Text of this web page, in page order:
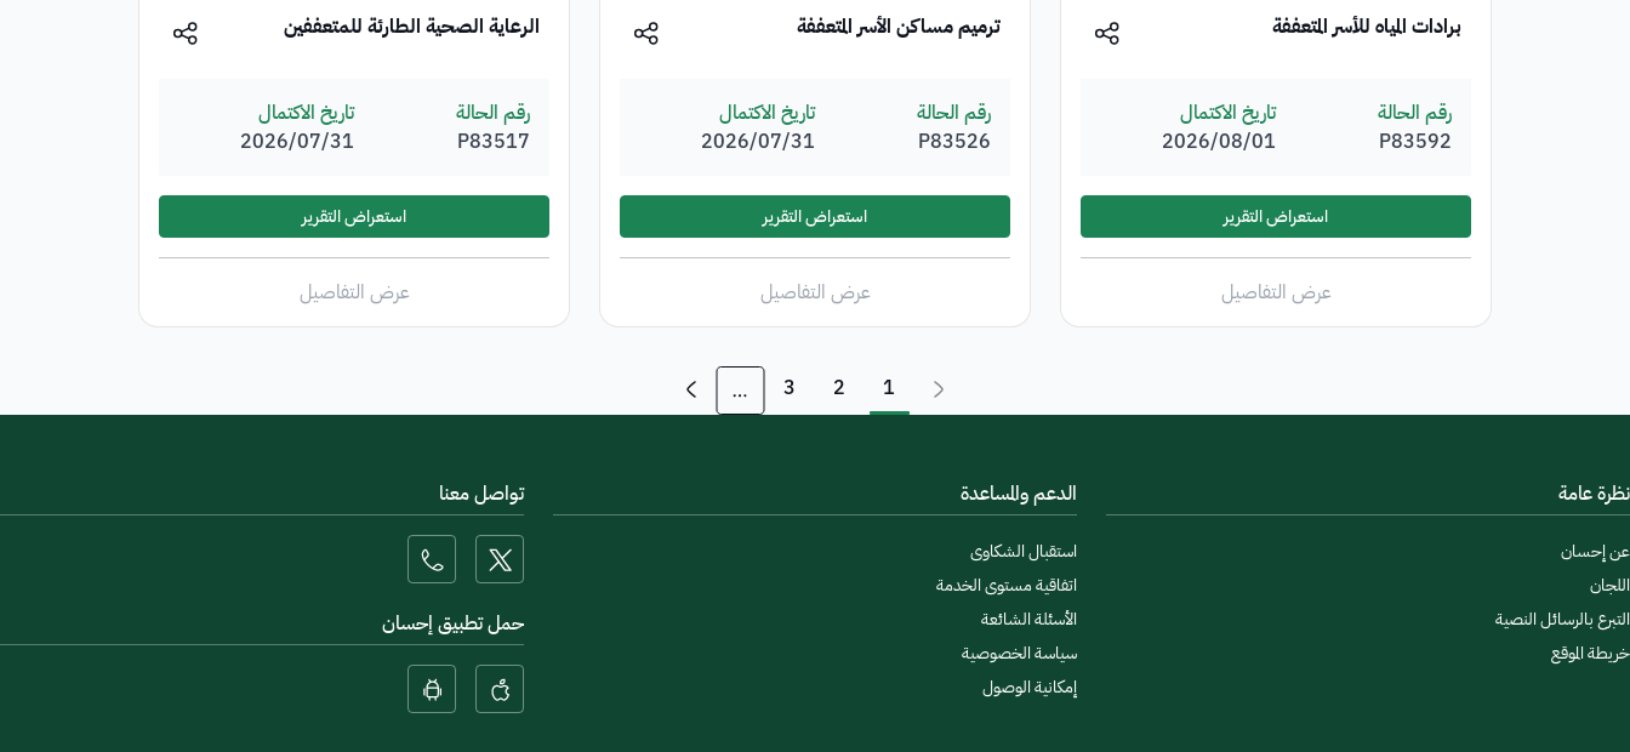
برادات المياه للأسر المتعففة
رقم الحالة
P83592
تاريخ الاكتمال
01‏/08‏/2026
استعراض التقرير
عرض التفاصيل
ترميم مساكن الأسر المتعففة
رقم الحالة
P83526
تاريخ الاكتمال
31‏/07‏/2026
استعراض التقرير
عرض التفاصيل
الرعاية الصحية الطارئة للمتعففين
رقم الحالة
P83517
تاريخ الاكتمال
31‏/07‏/2026
استعراض التقرير
عرض التفاصيل
1
2
3
نظرة عامة
عن إحسان
اللجان
التبرع بالرسائل النصية
خريطة الموقع
الدعم والمساعدة
استقبال الشكاوى
اتفاقية مستوى الخدمة
الأسئلة الشائعة
سياسة الخصوصية
إمكانية الوصول
تواصل معنا
حمل تطبيق إحسان